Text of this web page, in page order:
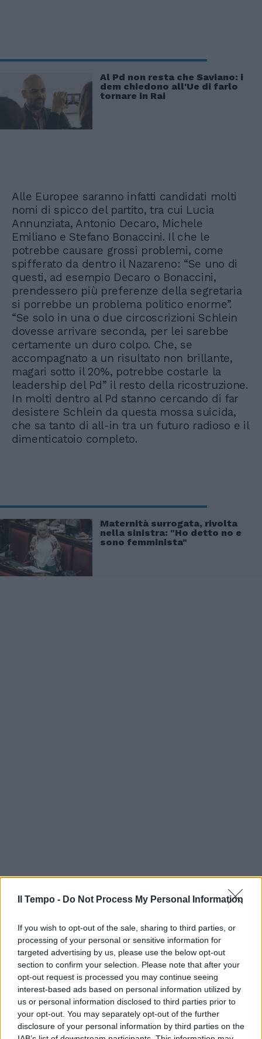
Il Tempo - Do Not Process My Personal Information
If you wish to opt-out of the sale, sharing to third parties, or
processing of your personal or sensitive information for
targeted advertising by us, please use the below opt-out
section to confirm your selection. Please note that after your
opt-out request is processed you may continue seeing
interest-based ads based on personal information utilized by
us or personal information disclosed to third parties prior to
your opt-out. You may separately opt-out of the further
disclosure of your personal information by third parties on the
Al Pd non resta che Saviano: i
dem chiedono all'Ue di farlo
tornare in Rai
Alle Europee saranno infatti candidati molti
nomi di spicco del partito, tra cui Lucia
Annunziata, Antonio Decaro, Michele
Emiliano e Stefano Bonaccini. Il che le
potrebbe causare grossi problemi, come
spifferato da dentro il Nazareno: “Se uno di
questi, ad esempio Decaro o Bonaccini,
prendessero più preferenze della segretaria
si porrebbe un problema politico enorme”.
“Se solo in una o due circoscrizioni Schlein
dovesse arrivare seconda, per lei sarebbe
certamente un duro colpo. Che, se
accompagnato a un risultato non brillante,
magari sotto il 20%, potrebbe costarle la
leadership del Pd” il resto della ricostruzione.
In molti dentro al Pd stanno cercando di far
desistere Schlein da questa mossa suicida,
che sa tanto di all-in tra un futuro radioso e il
dimenticatoio completo.
Maternità surrogata, rivolta
nella sinistra: "Ho detto no e
sono femminista"